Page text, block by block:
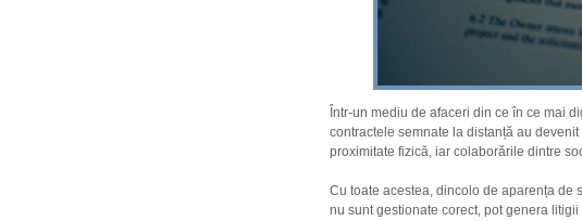
Într-un mediu de afaceri din ce în ce mai
contractele semnate la distanță au
proximitate fizică, iar colaborările dintre
Cu toate acestea, dincolo de aparența de
nu sunt gestionate corect, pot genera